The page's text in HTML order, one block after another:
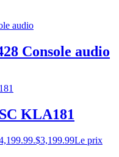
Console audio
KLA181
$3,199.99Le prix